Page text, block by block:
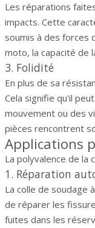
Les réparations
impacts. Cette
soumis à des forces
moto, la capacité de
3. Folidité
En plus de sa
Cela signifie qu'il
mouvement ou des
pièces rencontrent
Applications
La polyvalence de la
1. Réparation
La colle de soudage
de réparer les
fuites dans les